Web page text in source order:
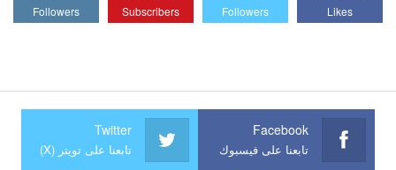
Likes
Followers
Subscribers
Followers
Facebook
تابعنا على فيسبوك
Twitter
تابعنا على تويتر (X)